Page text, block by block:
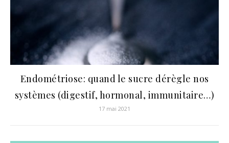
Endométriose: quand le sucre dérègle nos
systèmes (digestif, hormonal, immunitaire…)
17 mai 2021